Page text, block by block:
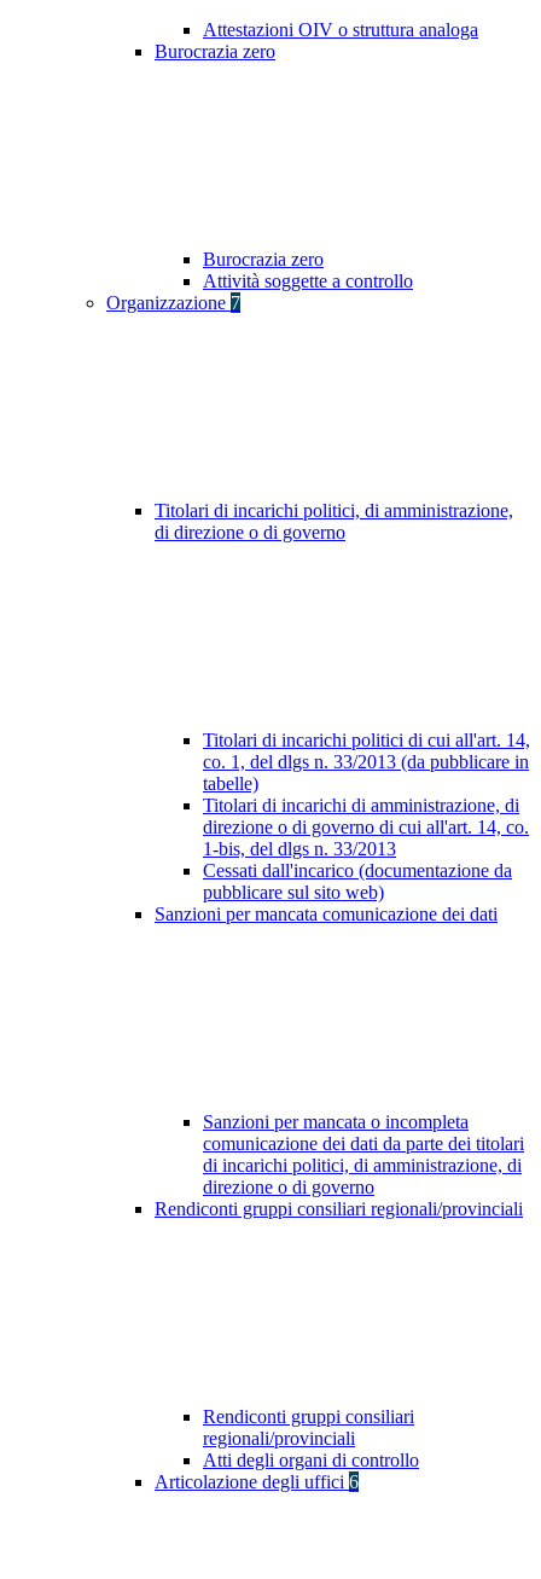
Attestazioni OIV o struttura analoga
Burocrazia zero
Burocrazia zero
Attività soggette a controllo
Organizzazione 7
Titolari di incarichi politici, di amministrazione,
di direzione o di governo
Titolari di incarichi politici di cui all'art. 14,
co. 1, del dlgs n. 33/2013 (da pubblicare in
tabelle)
Titolari di incarichi di amministrazione, di
direzione o di governo di cui all'art. 14, co.
1-bis, del dlgs n. 33/2013
Cessati dall'incarico (documentazione da
pubblicare sul sito web)
Sanzioni per mancata comunicazione dei dati
Sanzioni per mancata o incompleta
comunicazione dei dati da parte dei titolari
di incarichi politici, di amministrazione, di
direzione o di governo
Rendiconti gruppi consiliari regionali/provinciali
Rendiconti gruppi consiliari
regionali/provinciali
Atti degli organi di controllo
Articolazione degli uffici 6